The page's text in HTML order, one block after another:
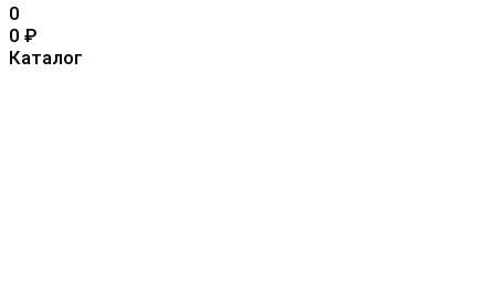
0
0 ₽
Каталог